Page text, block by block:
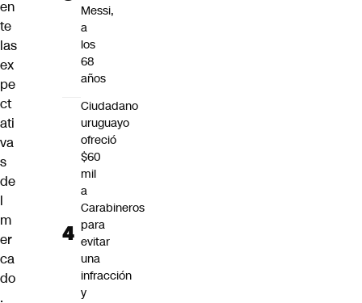
en
te
las
ex
pe
ct
ati
va
s
de
l
m
er
ca
do
.
Messi,
a
los
68
años
Ciudadano
uruguayo
ofreció
$60
mil
a
Carabineros
para
evitar
una
infracción
y